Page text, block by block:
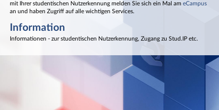
mit Ihrer studentischen Nutzerkennung melden Sie sich ein Mal am eCampus
an und haben Zugriff auf alle wichtigen Services.
Information
Informationen - zur studentischen Nutzerkennung, Zugang zu Stud.IP etc.